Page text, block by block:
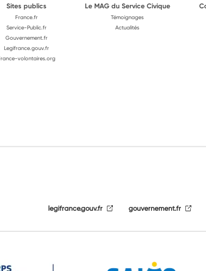
Sites publics
France.fr
Service-Public.fr
Gouvernement.fr
Legifrance.gouv.fr
volontaires.org
Le MAG du Service Civique
Témoignages
Actualités
legifrance.gouv.fr gouvernement.fr